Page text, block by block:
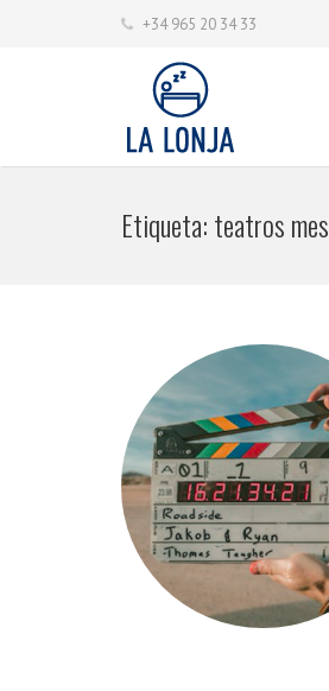
+34 965 20 34 33
Etiqueta:teatros